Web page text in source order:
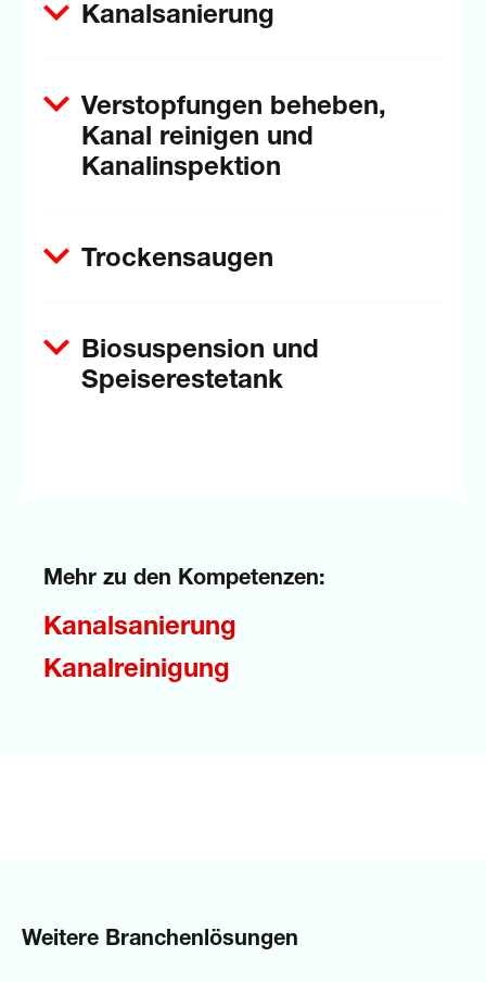
Kanalsanierung
Verstopfungen beheben,
Kanal reinigen und
Kanalinspektion
Trockensaugen
Biosuspension und
Speiserestetank
Mehr zu den Kompetenzen:
Kanalsanierung
Kanalreinigung
Weitere Branchenlösungen